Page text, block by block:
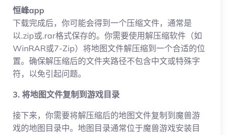
恒峰app
下载完成后，你可能会得到一个压缩文件，通常是
以.zip或.rar格式保存的。你需要使用解压缩软件（如
WinRAR或7-Zip）将地图文件解压缩到一个合适的位
置。确保解压缩后的文件夹路径不包含中文或特殊字
符，以免引起问题。
3. 将地图文件复制到游戏目录
接下来，你需要将解压缩后的地图文件复制到魔兽游
戏的地图目录中。地图目录通常位于魔兽游戏安装目